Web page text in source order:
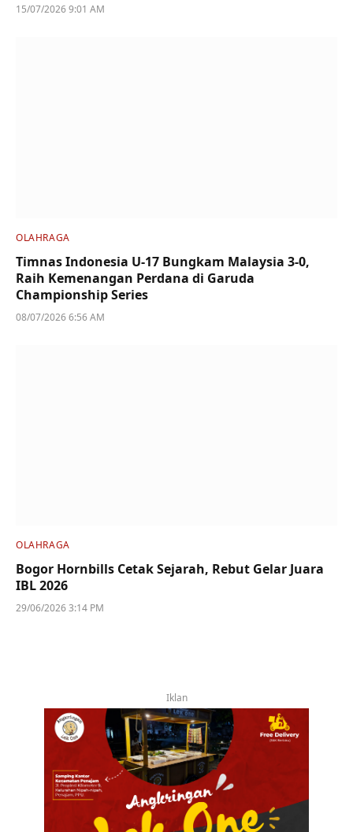
15/07/2026 9:01 AM
OLAHRAGA
Timnas Indonesia U-17 Bungkam Malaysia 3-0,
Raih Kemenangan Perdana di Garuda
Championship Series
08/07/2026 6:56 AM
OLAHRAGA
Bogor Hornbills Cetak Sejarah, Rebut Gelar Juara
IBL 2026
29/06/2026 3:14 PM
Iklan